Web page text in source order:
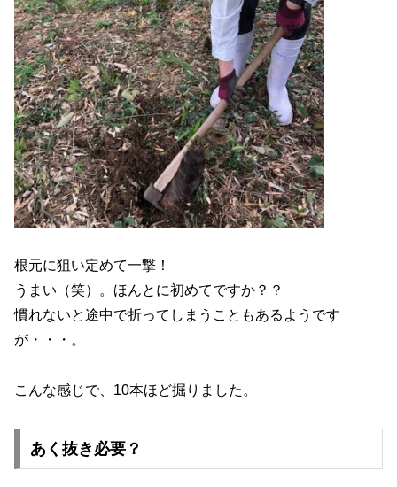
根元に狙い定めて一撃！
うまい（笑）。ほんとに初めてですか？？
慣れないと途中で折ってしまうこともあるようです
が・・・。
こんな感じで、10本ほど掘りました。
あく抜き必要？